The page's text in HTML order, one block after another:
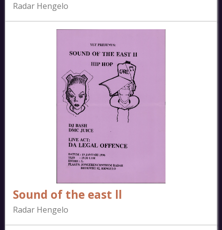
Radar Hengelo
Sound of the east ll
Radar Hengelo